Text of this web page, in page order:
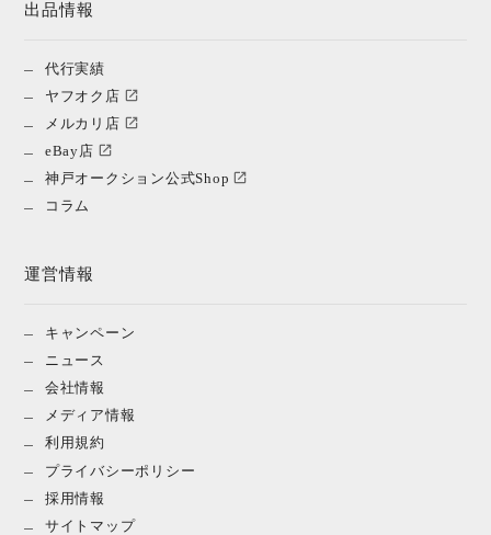
出品情報
代行実績
ヤフオク店
メルカリ店
eBay店
神戸オークション公式Shop
コラム
運営情報
キャンペーン
ニュース
会社情報
メディア情報
利用規約
プライバシーポリシー
採用情報
サイトマップ